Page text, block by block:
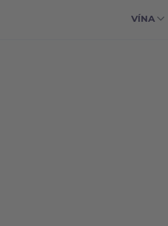
VÍNA